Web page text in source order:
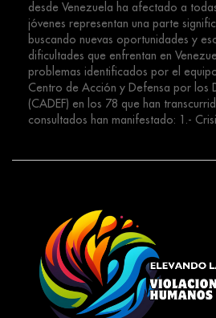
desde Venezuela ha afectado a
jóvenes representan una parte
buscando nuevas oportunidades y
dificultades que enfrentan en
problemas identificados por el
Centro de Acción y Defensa por los
(CADEF) en los 78 que han
consultados han manifestado: 1.-